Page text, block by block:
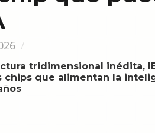
tridimensional inédita,
chips que alimentan la